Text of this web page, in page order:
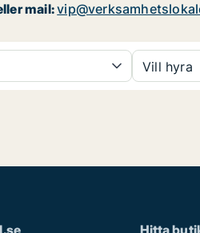
mail:
Vill hyra
Hitta